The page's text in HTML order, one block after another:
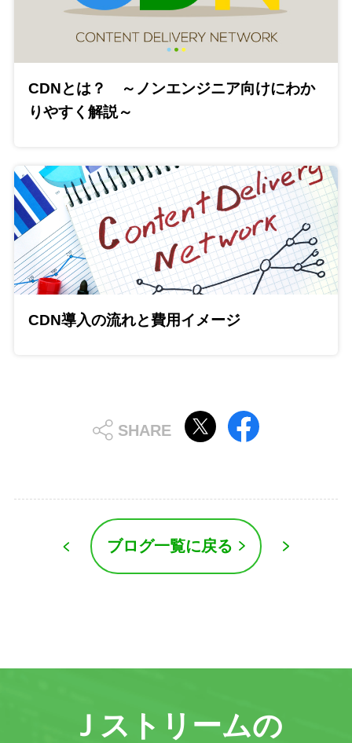
CDNとは？ ～ノンエンジニア向けにわか
りやすく解説～
CDN導入の流れと費用イメージ
ブログ一覧に戻る
Ｊストリームの